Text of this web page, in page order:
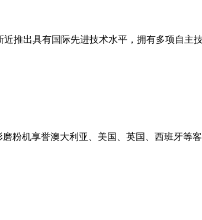
推出具有国际先进技术水平，拥有多项自
粉机享誉澳大利亚、美国、英国、西班牙